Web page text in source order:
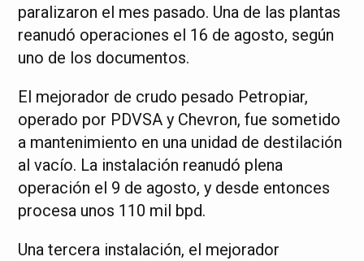
paralizaron el mes pasado. Una de las plantas
reanudó operaciones el 16 de agosto, según
uno de los documentos.
El mejorador de crudo pesado Petropiar,
operado por PDVSA y Chevron, fue sometido
a mantenimiento en una unidad de destilación
al vacío. La instalación reanudó plena
operación el 9 de agosto, y desde entonces
procesa unos 110 mil bpd.
Una tercera instalación, el mejorador